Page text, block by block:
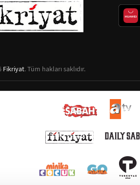
Fikriyat. Tüm hakları saklıdır.